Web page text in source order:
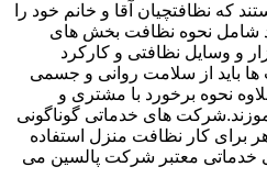
نظافتچیان آقا و خانم خود را
شامل نحوه نظافت بخش های
و وسایل نظافتی و کارکرد
باید از سلامت روانی و جسمی
نحوه برخورد با مشتری و
های خدماتی گوناگونی
برای کار نظافت منزل استفاده
خدماتی معتبر شرکت پالسین می